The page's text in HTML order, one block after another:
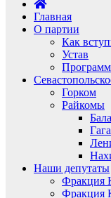
Главная
О партии
Как
Устав
Горком
Райкомы
Наши депутаты
Фракция
Фракция